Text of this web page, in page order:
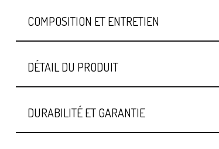
COMPOSITION ET ENTRETIEN
DÉTAIL DU PRODUIT
DURABILITÉ ET GARANTIE